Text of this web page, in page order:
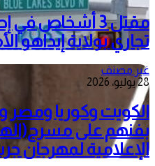
مقتل 3 أشخاص
تجاري بولاية إيداهو
غير مصنف
28 يوليو، 2026
الكويت وكوريا
بفنهم على
الإعلامية لمهرجان